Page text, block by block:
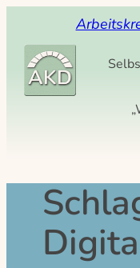
springen